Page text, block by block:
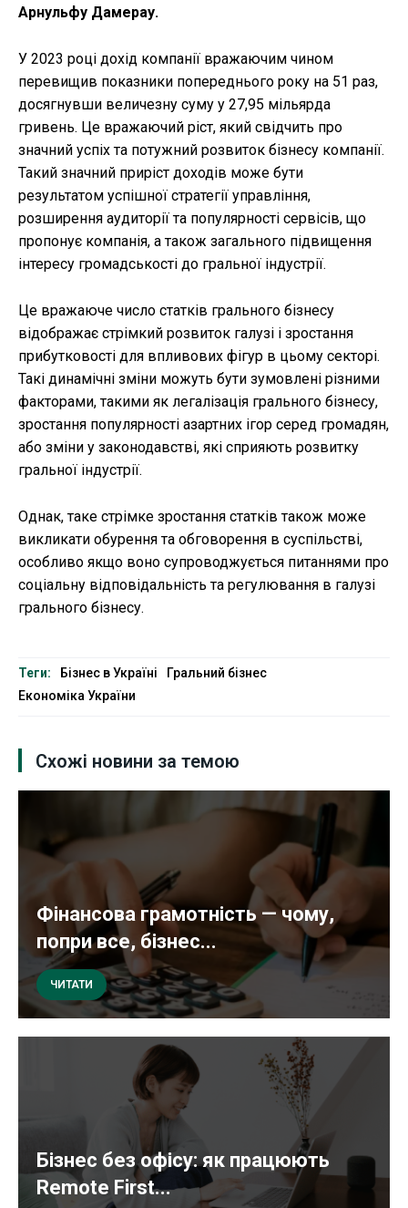
Арнульфу Дамерау.
У 2023 році дохід компанії вражаючим чином
перевищив показники попереднього року на 51 раз,
досягнувши величезну суму у 27,95 мільярда
гривень. Це вражаючий ріст, який свідчить про
значний успіх та потужний розвиток бізнесу компанії.
Такий значний приріст доходів може бути
результатом успішної стратегії управління,
розширення аудиторії та популярності сервісів, що
пропонує компанія, а також загального підвищення
інтересу громадськості до гральної індустрії.
Це вражаюче число статків грального бізнесу
відображає стрімкий розвиток галузі і зростання
прибутковості для впливових фігур в цьому секторі.
Такі динамічні зміни можуть бути зумовлені різними
факторами, такими як легалізація грального бізнесу,
зростання популярності азартних ігор серед громадян,
або зміни у законодавстві, які сприяють розвитку
гральної індустрії.
Однак, таке стрімке зростання статків також може
викликати обурення та обговорення в суспільстві,
особливо якщо воно супроводжується питаннями про
соціальну відповідальність та регулювання в галузі
грального бізнесу.
Теги: Бізнес в Україні
Гральний бізнес
Економіка України
Схожі новини за темою
Фінансова грамотність — чому,
попри все, бізнес...
ЧИТАТИ
Бізнес без офісу: як працюють
Remote First...